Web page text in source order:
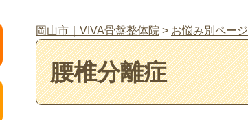
岡山市｜VIVA骨盤整体院 > お悩み別ページ
腰椎分離症